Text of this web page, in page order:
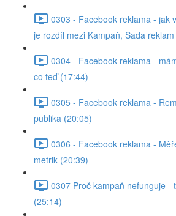
0303 - Facebook reklama - jak
je rozdíl mezi Kampaň, Sada
0304 - Facebook reklama -
co teď (17:44)
0305 - Facebook reklama -
publika (20:05)
0306 - Facebook reklama -
metrik (20:39)
0307 Proč kampaň nefunguje -
(25:14)